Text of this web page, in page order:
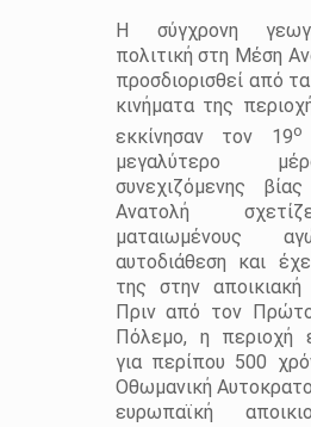
Η σύγχρονη
πολιτική στη Μέση
προσδιορισθεί από τα
κινήματα της
εκκίνησαν τον 19ο
μεγαλύτερο
συνεχιζόμενης
Ανατολή
ματαιωμένους
αυτοδιάθεση και
της στην αποικιακή
Πριν από τον
Πόλεμο, η περιοχή
για περίπου 500
Οθωμανική
ευρωπαϊκή